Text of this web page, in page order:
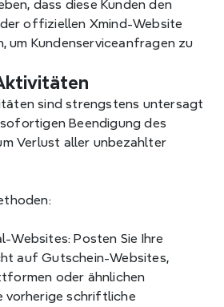
dass diese Kunden den
offiziellen Xmind-Website
um Kundenserviceanfragen zu
sind strengstens untersagt
Beendigung des
Verlust aller unbezahlter
Websites: Posten Sie Ihre
auf Gutschein-Websites,
oder ähnlichen
vorherige schriftliche